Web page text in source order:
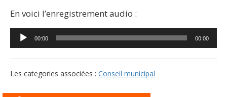
En voici l’enregistrement audio :
Lecteur
audio
00:00 00:00
Les categories associées : Conseil municipal